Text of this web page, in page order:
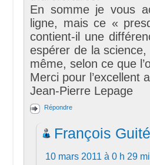
En somme je vous
ligne, mais ce «
contient-il une
espérer de la
même, selon ce que
Merci pour l’excellent
Jean-Pierre Lepage
Répondre
François Guité
10 mars 2011 à 0 h 29